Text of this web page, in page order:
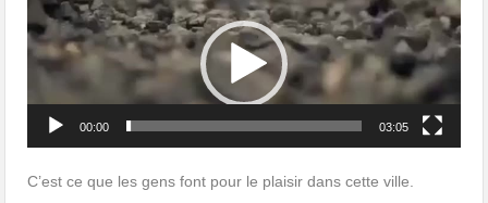
vidéo
00:00 03:05
C’est ce que les gens font pour le plaisir dans cette ville.